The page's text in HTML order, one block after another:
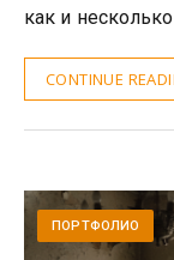
как и
CONTINUE
ПОРТФОЛИО